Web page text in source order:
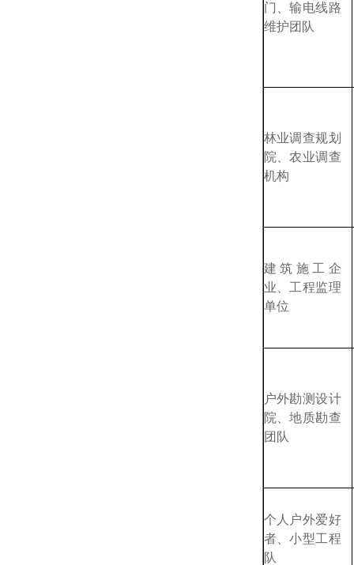
门、输电线路
维护团队
林业调查规划
院、农业调查
机构
建筑施工企
业、工程监理
单位
户外勘测设计
院、地质勘查
团队
个人户外爱好
者、小型工程
队